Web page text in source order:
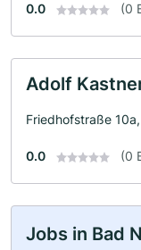
0.0 (0
Adolf
Friedhofstraße
0.0 (0
Jobs in Bad